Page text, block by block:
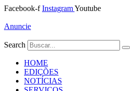
Ir
o
Facebook-f InstagramYoutube
Anuncie
Search
HOME
EDIÇÕES
NOTÍCIAS